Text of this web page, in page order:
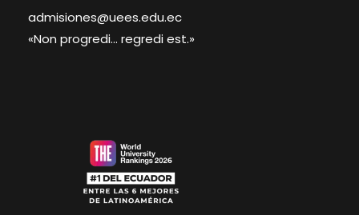
admisiones@uees.edu.ec
«Non progredi... regredi est.»